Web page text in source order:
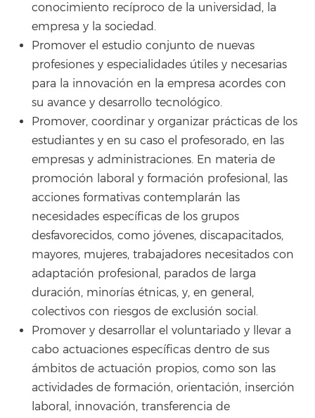
conocimiento recíproco de la universidad, la
empresa y la sociedad.
Promover el estudio conjunto de nuevas
profesiones y especialidades útiles y necesarias
para la innovación en la empresa acordes con
su avance y desarrollo tecnológico.
Promover, coordinar y organizar prácticas de los
estudiantes y en su caso el profesorado, en las
empresas y administraciones. En materia de
promoción laboral y formación profesional, las
acciones formativas contemplarán las
necesidades específicas de los grupos
desfavorecidos, como jóvenes, discapacitados,
mayores, mujeres, trabajadores necesitados con
adaptación profesional, parados de larga
duración, minorías étnicas, y, en general,
colectivos con riesgos de exclusión social.
Promover y desarrollar el voluntariado y llevar a
cabo actuaciones específicas dentro de sus
ámbitos de actuación propios, como son las
actividades de formación, orientación, inserción
laboral, innovación, transferencia de